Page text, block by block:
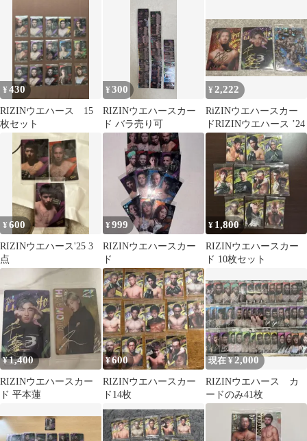
¥430
RIZINウエハース 15
枚セット
¥300
RIZINウエハースカー
ド バラ売り可
¥ 2,222
RiZINウエハースカー
ドRIZINウエハース ’24
¥600
RIZINウエハース'25 3
点
¥999
RIZINウエハースカー
ド
¥ 1,800
RIZINウエハースカー
ド 10枚セット
¥1,400
RIZINウエハースカー
ド 平本蓮
¥600
RIZINウエハースカー
ド14枚
現在 ¥2,000
RIZINウエハース カ
ードのみ41枚